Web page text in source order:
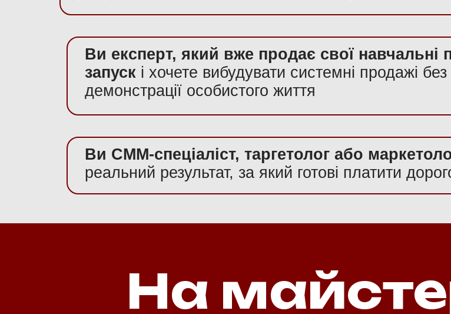
На
Ви експерт, який вже продає свої навчальні
запуск і хочете вибудувати системні продажі
демонстрації особистого життя
Ви СММ-спеціаліст, таргетолог або
реальний результат, за який готові платити